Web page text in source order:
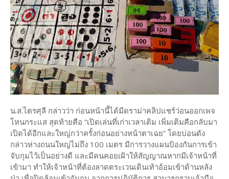
น.ส.ไตรศุลี กล่าวว่า ก่อนหน้านี้ได้มีดราม่าคลิปแชร์ว่อนออกเพจ
โหนกระแส สุดท้ายคือ “เปิดเล่นที่เก่าเวลาเดิม เพิ่มเติมคือกลับมา
เปิดได้อีกและใหญ่กว่าครั้งก่อนอย่างหน้าตาเฉย” โดยบ่อนดัง
กล่าวห่างถนนใหญ่ไม่ถึง 100 เมตร มีการวางแผนป้องกันการเข้า
จับกุมไว้เป็นอย่างดี และมีคนคอยเฝ้าให้สัญญาณหากมีเจ้าหน้าที่
เข้ามา ทำให้เจ้าหน้าที่ต้องลาดตระเวนเดินเท้าอ้อมเข้าด้านหลัง